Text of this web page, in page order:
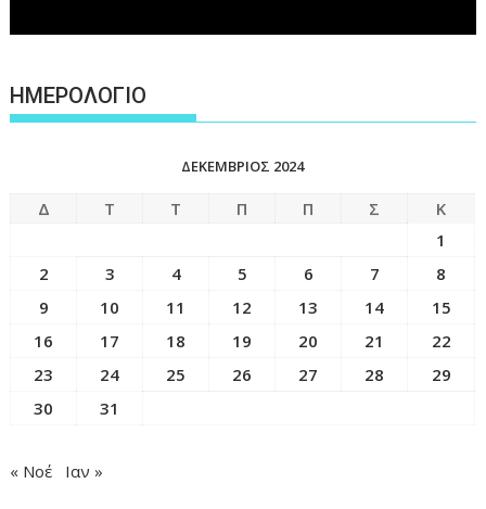
ΗΜΕΡΟΛΟΓΙΟ
ΔΕΚΈΜΒΡΙΟΣ 2024
Δ Τ Τ Π Π Σ
Κ
1
2
3 4 5 6 7
8
9
10 11 12 13 14
15
16
17 18 19 20 21
22
23
24 25 26 27 28
29
30
31
« Νοέ Ιαν »